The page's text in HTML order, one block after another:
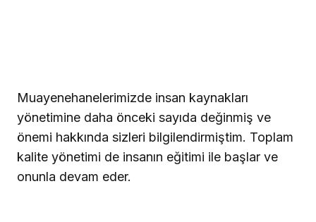
Muayenehanelerimizde insan kaynakları
yönetimine daha önceki sayıda değinmiş ve
önemi hakkında sizleri bilgilendirmiştim. Toplam
kalite yönetimi de insanın eğitimi ile başlar ve
onunla devam eder.